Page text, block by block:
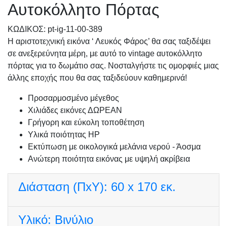
Αυτοκόλλητο Πόρτας
KΩΔΙΚΟΣ: pt-ig-11-00-389
Η αριστοτεχνική εικόνα ‘ Λευκός Φάρος’ θα σας ταξιδέψει
σε ανεξερεύνητα μέρη, με αυτό το vintage αυτοκόλλητο
πόρτας για το δωμάτιο σας. Νοσταλγήστε τις ομορφιές μιας
άλλης εποχής που θα σας ταξιδεύουν καθημερινά!
Προσαρμοσμένo μέγεθος
Χιλιάδες εικόνες ΔΩΡΕΑΝ
Γρήγορη και εύκολη τοποθέτηση
Υλικά ποιότητας HP
Εκτύπωση με οικολογικά μελάνια νερού - Άοσμα
Ανώτερη ποιότητα εικόνας με υψηλή ακρίβεια
Διάσταση (ΠxΥ): 60 x 170 εκ.
Υλικό: Βινύλιο